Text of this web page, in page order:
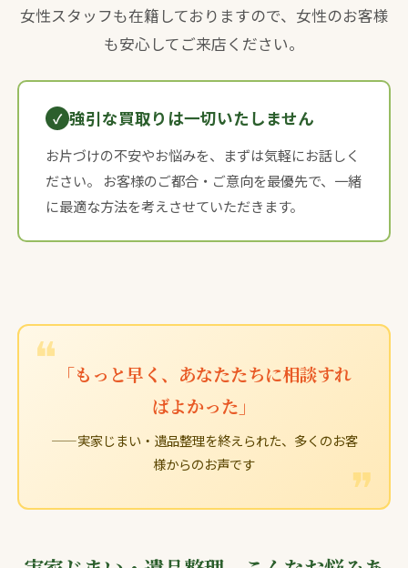
女性スタッフも在籍しておりますので、女性のお客様
も安心してご来店ください。
強引な買取りは一切いたしません
お片づけの不安やお悩みを、まずは気軽にお話しく
ださい。 お客様のご都合・ご意向を最優先で、一緒
に最適な方法を考えさせていただきます。
「もっと早く、あなたたちに相談すれ
ばよかった」
——実家じまい・遺品整理を終えられた、多くのお客
様からのお声です